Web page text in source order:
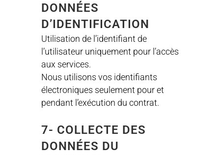
DONNÉES
D’IDENTIFICATION
Utilisation de l’identifiant de
l’utilisateur uniquement pour l’accès
aux services.
Nous utilisons vos identifiants
électroniques seulement pour et
pendant l’exécution du contrat.
7- COLLECTE DES
DONNÉES DU